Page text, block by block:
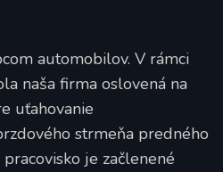
automobilov. V rámci
naša firma oslovená na
uťahovanie
strmeňa predného
je začlenené